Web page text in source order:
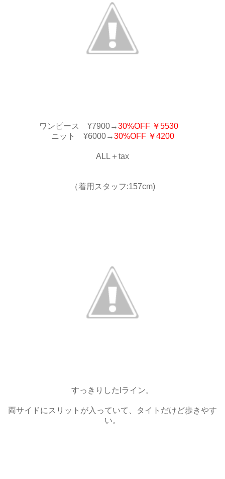
ワンピース ¥7900→30%OFF ￥5530
ニット ¥6000→30%OFF ￥4200
ALL＋tax
（着用スタッフ:157cm)
すっきりしたIライン。
両サイドにスリットが入っていて、タイトだけど歩きやす
い。